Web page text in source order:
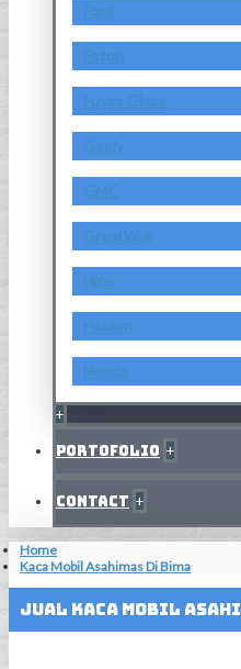
Ford
Foton
Fuyao Glass
Geely
GMC
GreatWall
Hino
Holden
Honda
+
Portofolio +
Contact +
Home
Kaca Mobil Asahimas Di Bima
Jual Kaca Mobil